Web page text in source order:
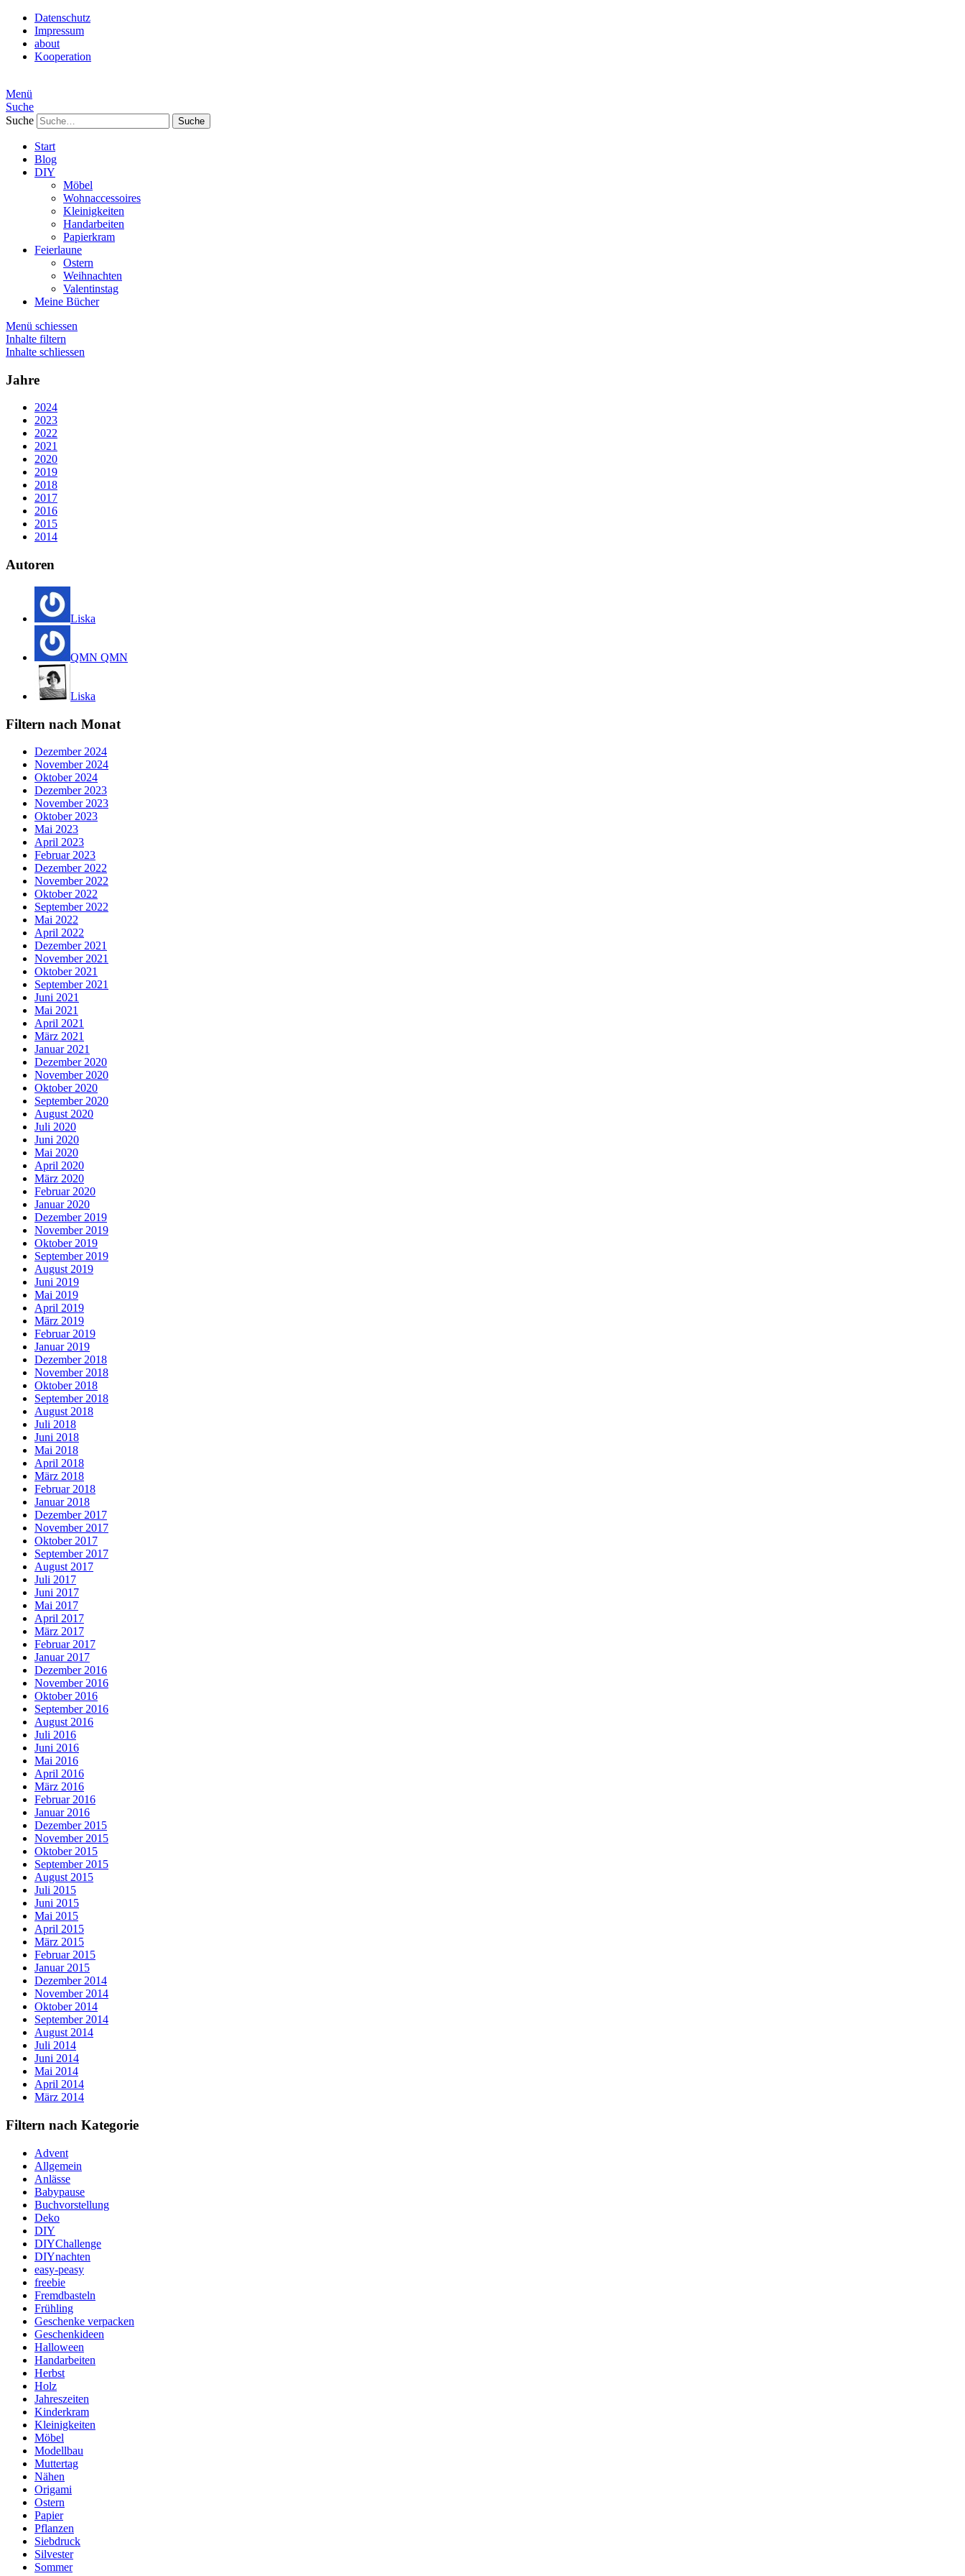
Datenschutz
Impressum
about
Kooperation
Menü
Suche
Suche
Start
Blog
DIY
Möbel
Wohnaccessoires
Kleinigkeiten
Handarbeiten
Papierkram
Feierlaune
Ostern
Weihnachten
Valentinstag
Meine Bücher
Menü schiessen
Inhalte filtern
Inhalte schliessen
Jahre
2024
2023
2022
2021
2020
2019
2018
2017
2016
2015
2014
Autoren
Liska
QMN QMN
Liska
Filtern nach Monat
Dezember 2024
November 2024
Oktober 2024
Dezember 2023
November 2023
Oktober 2023
Mai 2023
April 2023
Februar 2023
Dezember 2022
November 2022
Oktober 2022
September 2022
Mai 2022
April 2022
Dezember 2021
November 2021
Oktober 2021
September 2021
Juni 2021
Mai 2021
April 2021
März 2021
Januar 2021
Dezember 2020
November 2020
Oktober 2020
September 2020
August 2020
Juli 2020
Juni 2020
Mai 2020
April 2020
März 2020
Februar 2020
Januar 2020
Dezember 2019
November 2019
Oktober 2019
September 2019
August 2019
Juni 2019
Mai 2019
April 2019
März 2019
Februar 2019
Januar 2019
Dezember 2018
November 2018
Oktober 2018
September 2018
August 2018
Juli 2018
Juni 2018
Mai 2018
April 2018
März 2018
Februar 2018
Januar 2018
Dezember 2017
November 2017
Oktober 2017
September 2017
August 2017
Juli 2017
Juni 2017
Mai 2017
April 2017
März 2017
Februar 2017
Januar 2017
Dezember 2016
November 2016
Oktober 2016
September 2016
August 2016
Juli 2016
Juni 2016
Mai 2016
April 2016
März 2016
Februar 2016
Januar 2016
Dezember 2015
November 2015
Oktober 2015
September 2015
August 2015
Juli 2015
Juni 2015
Mai 2015
April 2015
März 2015
Februar 2015
Januar 2015
Dezember 2014
November 2014
Oktober 2014
September 2014
August 2014
Juli 2014
Juni 2014
Mai 2014
April 2014
März 2014
Filtern nach Kategorie
Advent
Allgemein
Anlässe
Babypause
Buchvorstellung
Deko
DIY
DIYChallenge
DIYnachten
easy-peasy
freebie
Fremdbasteln
Frühling
Geschenke verpacken
Geschenkideen
Halloween
Handarbeiten
Herbst
Holz
Jahreszeiten
Kinderkram
Kleinigkeiten
Möbel
Modellbau
Muttertag
Nähen
Origami
Ostern
Papier
Pflanzen
Siebdruck
Silvester
Sommer